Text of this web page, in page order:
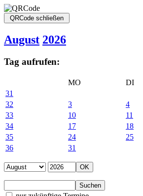
August 2026
Tag aufrufen:
MO DI
31
32
3 4
33
10 11
34
17 18
35
24 25
36
31